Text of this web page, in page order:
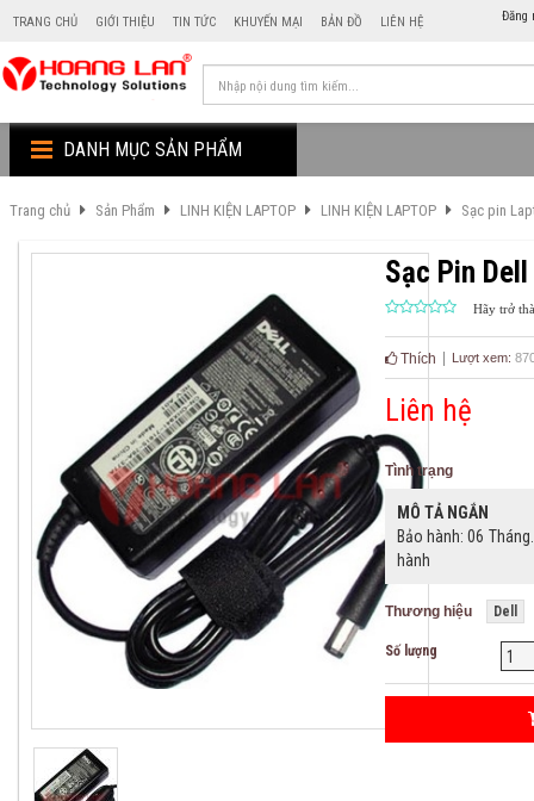
TRANG CHỦ GIỚI THIỆU TIN TỨC KHUYẾN MẠI BẢN ĐỒ LIÊN HỆ Đăng
DANH MỤC SẢN PHẨM
Trang chủ Sản Phẩm LINH KIỆN LAPTOP LINH KIỆN LAPTOP Sạc pin
Sạc Pin
Hãy trở
Thích Lượt xem:
Liên hệ
Tình trạng
MÔ TẢ NGẮN
Bảo hành: 06
hành
Thương hiệu Dell
Số lượng